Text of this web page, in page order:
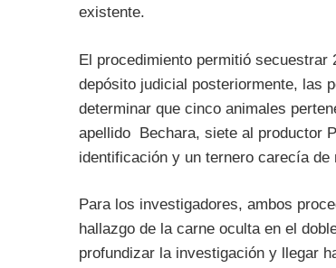
existente.
El procedimiento permitió secuestrar
depósito judicial posteriormente, las
determinar que cinco animales
apellido Bechara, siete al productor
identificación y un ternero carecía de
Para los investigadores, ambos
hallazgo de la carne oculta en el
profundizar la investigación y llegar